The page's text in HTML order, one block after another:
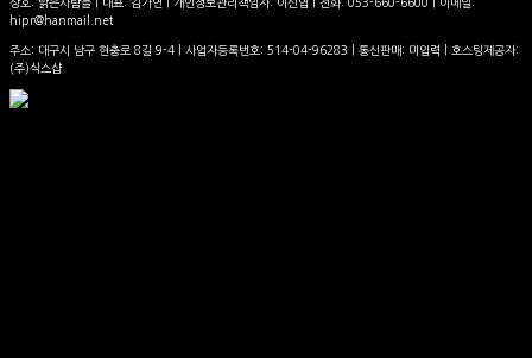
hipr@hanmail.net
주소: 대구시 남구 현충로 8길 9-4 | 사업자등록번호: 514-04-96283 | 통신판매: 미입력 | 호스팅제공자:
(주)식스샵